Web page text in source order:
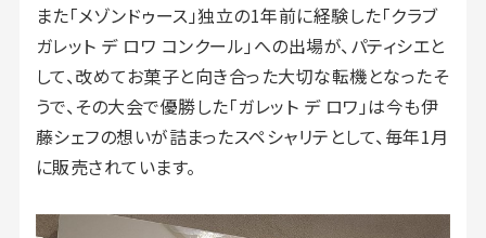
また「メゾンドゥース」独立の1年前に経験した「クラブ
ガレット デ ロワ コンクール」への出場が、パティシエと
して、改めてお菓子と向き合った大切な転機となったそ
うで、その大会で優勝した「ガレット デ ロワ」は今も伊
藤シェフの想いが詰まったスペシャリテとして、毎年1月
に販売されています。